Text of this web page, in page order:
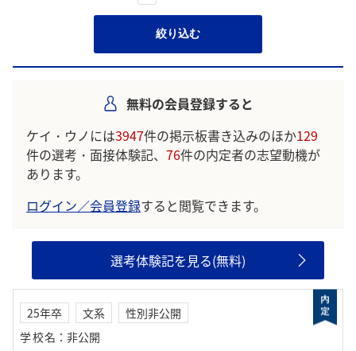
絞り込む
無料の会員登録すると
ケイ・ウノには3947件の掲示板書き込みのほか129
件の選考・面接体験記、 76件の内定者の志望動機が
あります。
ログイン／会員登録すると閲覧できます。
選考体験記を見る(無料)
25年卒 文系
性別非公開
学校名 ： 非公開